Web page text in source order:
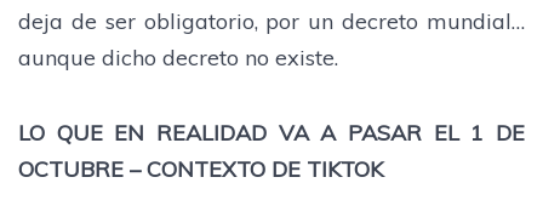
deja de ser obligatorio, por un decreto mundial…
aunque dicho decreto no existe.
LO QUE EN REALIDAD VA A PASAR EL 1 DE
OCTUBRE – CONTEXTO DE TIKTOK